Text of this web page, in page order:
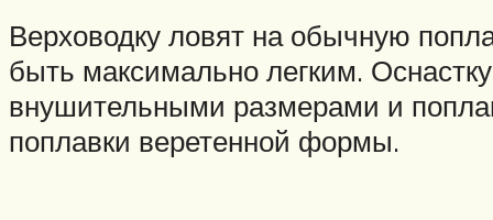
Верховодку ловят на обычную
быть максимально легким.
внушительными размерами и
поплавки веретенной формы.